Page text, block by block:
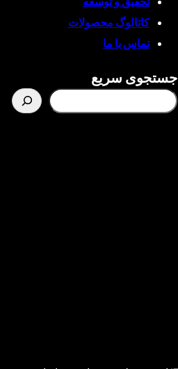
کاتالوگ محصولات
تماس با ما
جستجوی سریع